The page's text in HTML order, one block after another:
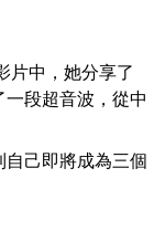
片中，她分享了
段超音波，從中
自己即將成為三個